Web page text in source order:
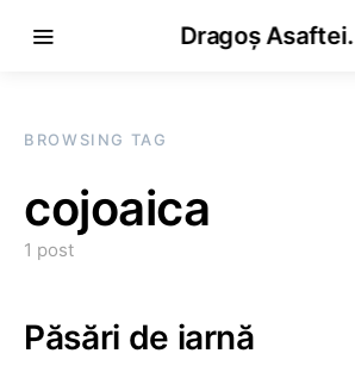
Dragoș Asaftei.
BROWSING TAG
cojoaica
1 post
Păsări de iarnă